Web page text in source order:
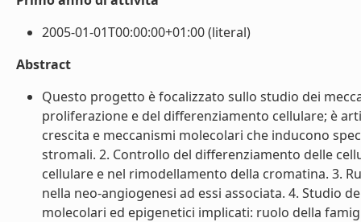
2005-01-01T00:00:00+01:00 (literal)
Abstract
Questo progetto è focalizzato sullo studio dei
proliferazione e del differenziamento cellulare; è
crescita e meccanismi molecolari che inducono
stromali. 2. Controllo del differenziamento delle
cellulare e nel rimodellamento della cromatina. 3.
nella neo-angiogenesi ad essi associata. 4. Studio
molecolari ed epigenetici implicati: ruolo della